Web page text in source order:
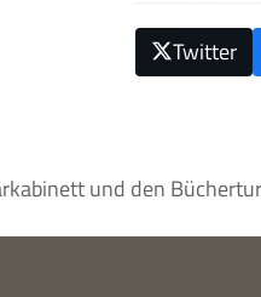
Twitter
und den